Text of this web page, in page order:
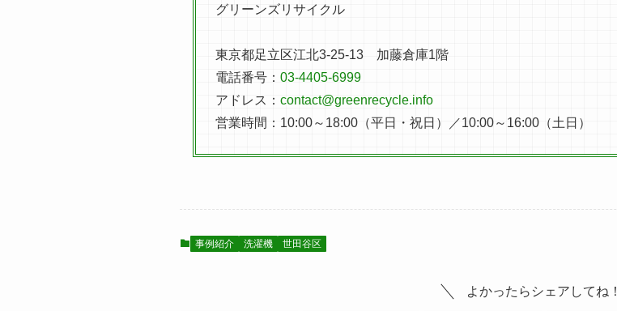
グリーンズリサイクル
東京都足立区江北3-25-13 加藤倉庫1階
電話番号： 03-4405-6999
アドレス： contact@greenrecycle.info
営業時間：10:00～18:00（平日・祝日）／10:00～16:00（土日）
事例紹介 洗濯機 世田谷区
よかったらシェアしてね！